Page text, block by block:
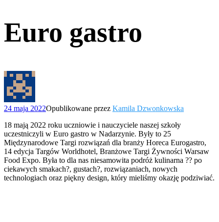
Euro gastro
24 maja 2022Opublikowane przez Kamila Dzwonkowska
18 mają 2022 roku uczniowie i nauczyciele naszej szkoły
uczestniczyli w Euro gastro w Nadarzynie. Były to 25
Międzynarodowe Targi rozwiązań dla branży Horeca Eurogastro,
14 edycja Targów Worldhotel, Branżowe Targi Żywności Warsaw
Food Expo. Była to dla nas niesamowita podróż kulinarna ?‍? po
ciekawych smakach?, gustach?, rozwiązaniach, nowych
technologiach oraz piękny design, który mieliśmy okazję podziwiać.